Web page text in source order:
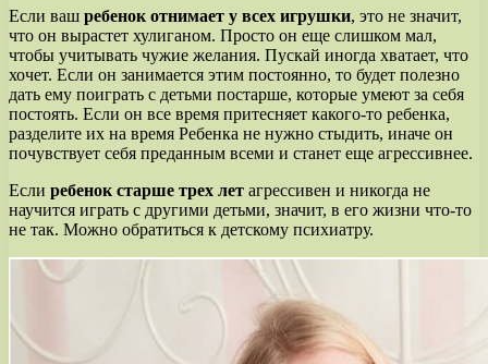
Если ваш ребенок отнимает у всех игрушки, это не значит,
что он вырастет хулиганом. Просто он еще слишком мал,
чтобы учитывать чужие желания. Пускай иногда хватает, что
хочет. Если он занимается этим постоянно, то будет полезно
дать ему поиграть с детьми постарше, которые умеют за себя
постоять. Если он все время притесняет какого-то ребенка,
разделите их на время Ребенка не нужно стыдить, иначе он
почувствует себя преданным всеми и станет еще агрессивнее.
Если ребенок старше трех лет агрессивен и никогда не
научится играть с другими детьми, значит, в его жизни что-то
не так. Можно обратиться к детскому психиатру.